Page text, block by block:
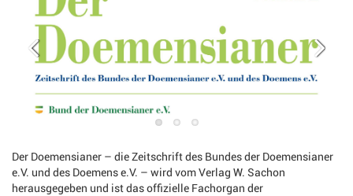
Der Doemensianer – die Zeitschrift des Bundes der Doemensianer
e.V. und des Doemens e.V. – wird vom Verlag W. Sachon
herausgegeben und ist das offizielle Fachorgan der